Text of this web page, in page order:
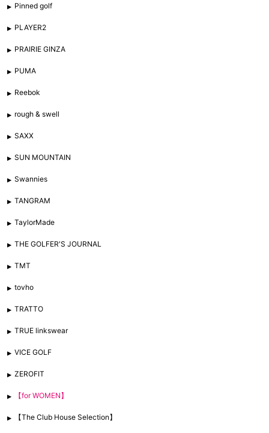
Pinned golf
PLAYER2
PRAIRIE GINZA
PUMA
Reebok
rough & swell
SAXX
SUN MOUNTAIN
Swannies
TANGRAM
TaylorMade
THE GOLFER'S JOURNAL
TMT
tovho
TRATTO
TRUE linkswear
VICE GOLF
ZEROFIT
【for WOMEN】
【The Club House Selection】